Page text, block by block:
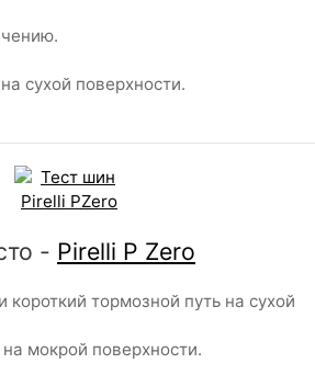
сухой поверхности.
- Pirelli P Zero
тормозной путь на сухой
мокрой поверхности.